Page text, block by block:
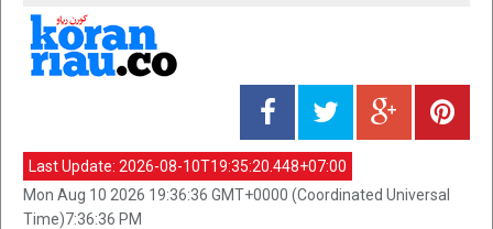
Last Update: 2026-08-10T19:35:20.448+07:00
Mon Aug 10 2026 19:36:36 GMT+0000 (Coordinated Universal
Time)7:36:36 PM